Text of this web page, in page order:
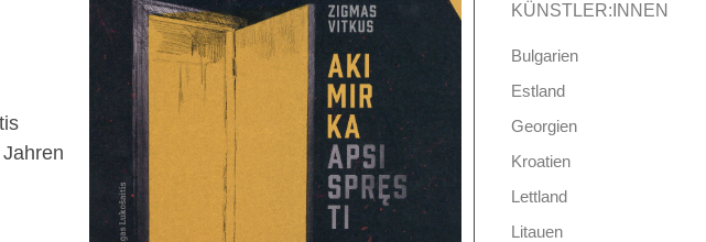
KÜNSTLER:INNEN
Bulgarien
Estland
Georgien
Kroatien
Lettland
Litauen